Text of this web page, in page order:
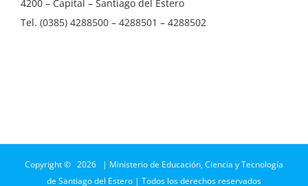
4200 – Capital – Santiago del Estero
Tel. (0385) 4288500 – 4288501 – 4288502
Copyright © 2026 | Ministerio de Educación, Ciencia y Tecnología
de Santiago del Estero | Todos los derechos reservados